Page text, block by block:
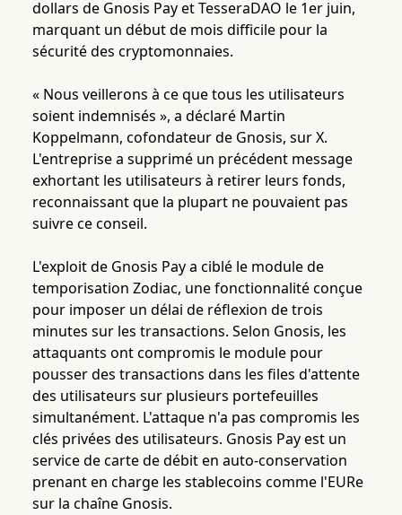
dollars de Gnosis Pay et TesseraDAO le 1er juin,
marquant un début de mois difficile pour la
sécurité des cryptomonnaies.
« Nous veillerons à ce que tous les utilisateurs
soient indemnisés », a déclaré Martin
Koppelmann, cofondateur de Gnosis, sur X.
L'entreprise a supprimé un précédent message
exhortant les utilisateurs à retirer leurs fonds,
reconnaissant que la plupart ne pouvaient pas
suivre ce conseil.
L'exploit de Gnosis Pay a ciblé le module de
temporisation Zodiac, une fonctionnalité conçue
pour imposer un délai de réflexion de trois
minutes sur les transactions. Selon Gnosis, les
attaquants ont compromis le module pour
pousser des transactions dans les files d'attente
des utilisateurs sur plusieurs portefeuilles
simultanément. L'attaque n'a pas compromis les
clés privées des utilisateurs. Gnosis Pay est un
service de carte de débit en auto-conservation
prenant en charge les stablecoins comme l'EURe
sur la chaîne Gnosis.